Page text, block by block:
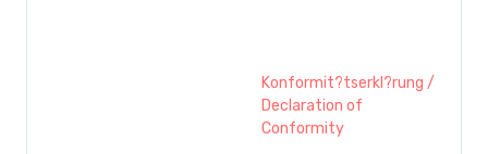
Konformit?tserkl?rung /
Declaration of
Conformity